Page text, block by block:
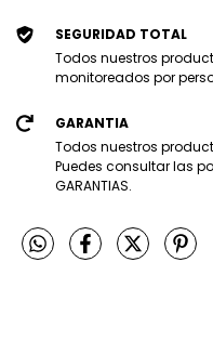
SEGURIDAD TOTAL
Todos nuestros
monitoreados por
GARANTIA
Todos nuestros
Puedes consultar las
GARANTIAS.